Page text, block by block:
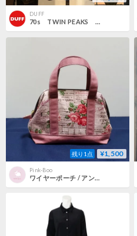
DUFF
70s TWIN PEAKS 切り替え ベスト USA製 ヴィンテージ 中綿 San Francisco (S3384)
残り1点 ¥1,500
Pink-Boo
ワイヤーポーチ / アンティークローズ ハンドメイド